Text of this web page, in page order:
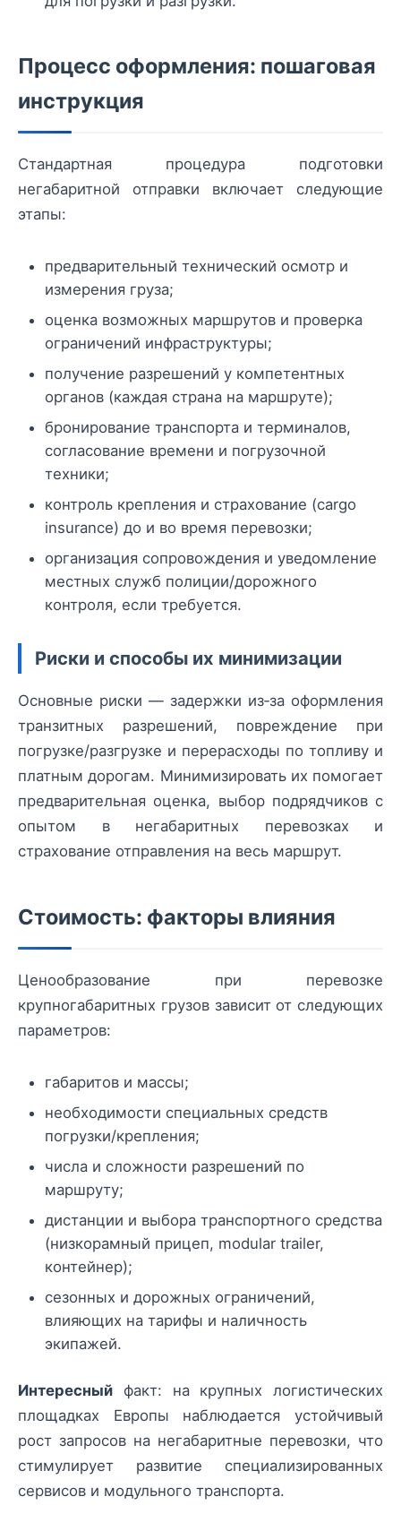
Процесс оформления: пошаговая
инструкция
Стандартная процедура подготовки
негабаритной отправки включает следующие
этапы:
предварительный технический осмотр и
измерения груза;
оценка возможных маршрутов и проверка
ограничений инфраструктуры;
получение разрешений у компетентных
органов (каждая страна на маршруте);
бронирование транспорта и терминалов,
согласование времени и погрузочной
техники;
контроль крепления и страхование (cargo
insurance) до и во время перевозки;
организация сопровождения и уведомление
местных служб полиции/дорожного
контроля, если требуется.
Риски и способы их минимизации
Основные риски — задержки из‑за оформления
транзитных разрешений, повреждение при
погрузке/разгрузке и перерасходы по топливу и
платным дорогам. Минимизировать их помогает
предварительная оценка, выбор подрядчиков с
опытом в негабаритных перевозках и
страхование отправления на весь маршрут.
Стоимость: факторы влияния
Ценообразование при перевозке
крупногабаритных грузов зависит от следующих
параметров:
габаритов и массы;
необходимости специальных средств
погрузки/крепления;
числа и сложности разрешений по
маршруту;
дистанции и выбора транспортного средства
(низкорамный прицеп, modular trailer,
контейнер);
сезонных и дорожных ограничений,
влияющих на тарифы и наличность
экипажей.
Интересный факт: на крупных логистических
площадках Европы наблюдается устойчивый
рост запросов на негабаритные перевозки, что
стимулирует развитие специализированных
сервисов и модульного транспорта.